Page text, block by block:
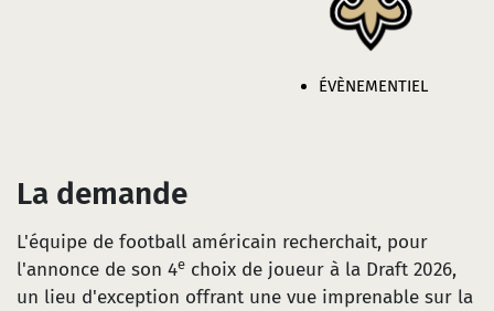
ÉVÈNEMENTIEL
La demande
L'équipe de football américain recherchait, pour
l'annonce de son 4e choix de joueur à la Draft 2026,
un lieu d'exception offrant une vue imprenable sur la